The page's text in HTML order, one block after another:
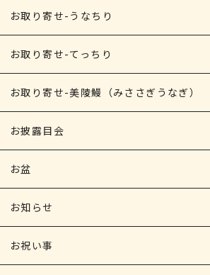
お取り寄せ-うなちり
お取り寄せ-てっちり
お取り寄せ-美陵鰻（みささぎうなぎ）
お披露目会
お盆
お知らせ
お祝い事